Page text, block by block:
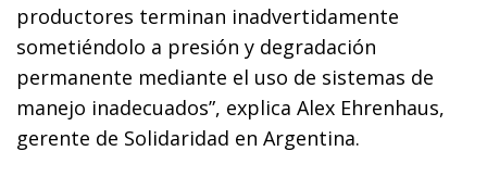
productores terminan inadvertidamente
sometiéndolo a presión y degradación
permanente mediante el uso de sistemas de
manejo inadecuados”, explica Alex Ehrenhaus,
gerente de Solidaridad en Argentina.